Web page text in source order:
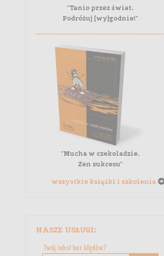
"Tanio przez świat.
Podróżuj [wy]godnie!"
"Mucha w czekoladzie.
Zen sukcesu"
wszystkie książki i szkolenia
NASZE USŁUGI: